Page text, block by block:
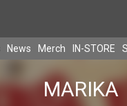
News Merch IN-STORE
MARIKA